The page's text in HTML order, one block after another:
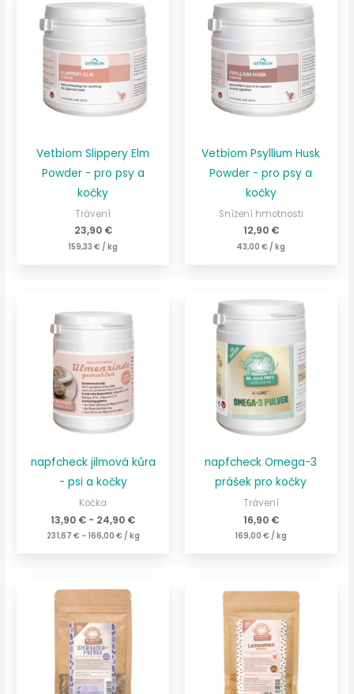
Vetbiom Slippery Elm
Powder - pro psy a
kočky
Trávení
23,90 €
159,33€ /kg
Vetbiom Psyllium Husk
Powder - pro psy a
kočky
Snížení hmotnosti
12,90 €
43,00€ /kg
napfcheck jilmová kůra
- psi a kočky
Kočka
13,90 € - 24,90 €
231,67 € - 166,00 € / kg
napfcheck Omega-3
prášek pro kočky
Trávení
16,90 €
169,00€ /kg